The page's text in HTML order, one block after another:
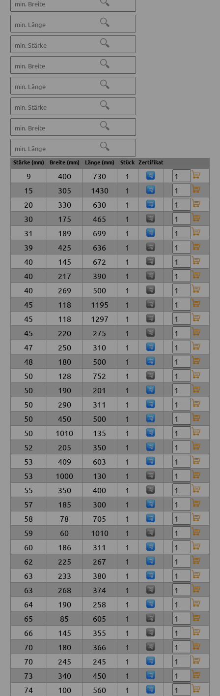
🔍
🔍
🔍
🔍
🔍
🔍
🔍
Stärke (mm) Breite (mm) Länge (mm) Stück Zertifikat
9 400 730
1
15
305 1430
1
20
330 630
1
30
175 465
1
31
189 699
1
39
425 636
1
40
145 672
1
40
217 390
1
40
269 500
1
45
118 1195
1
45
118 1297
1
45
220 275
1
47
250 310
1
48
180 500
1
50
128 752
1
50
190 201
1
50
290 311
1
50
450 500
1
50
1010 135
1
52
205 350
1
53
409 603
1
53
1000 130
1
55
350 400
1
57
185 300
1
58
78 705
1
59
60 1010
1
60
186 311
1
62
225 267
1
63
233 380
1
63
268 374
1
64
190 258
1
65
85 605
1
66
145 355
1
70
180 366
1
70
245 245
1
73
340 450
1
74
100 560
1